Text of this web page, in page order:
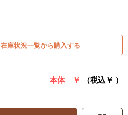
在庫状況一覧から購入する
本体 ￥ （税込￥ ）